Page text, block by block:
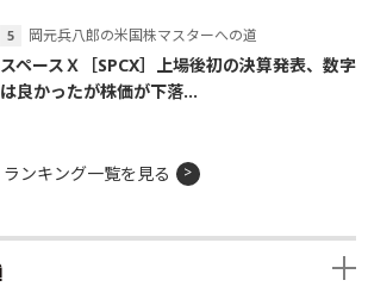
岡元兵八郎の米国株マスターへの道
スペースＸ［SPCX］上場後初の決算発表、数字
は良かったが株価が下落...
ランキング一覧を見る